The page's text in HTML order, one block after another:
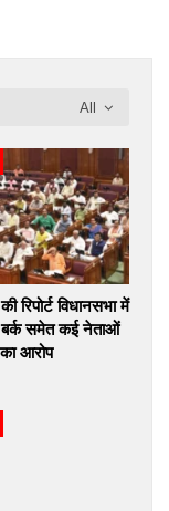
All
रिपोर्ट विधानसभा में
समेत कई नेताओं
आरोप